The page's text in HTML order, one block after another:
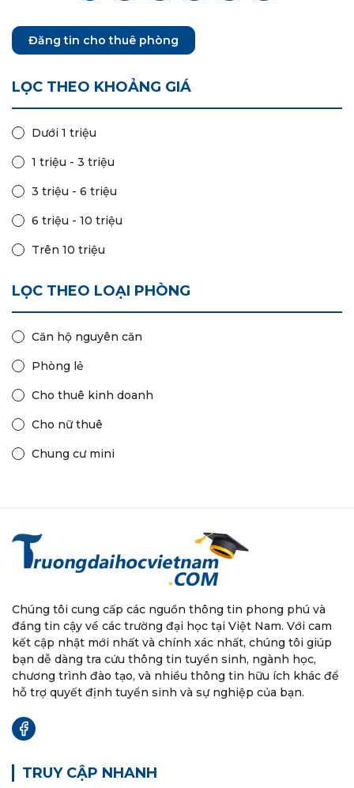
Đăng tin cho thuê phòng
LỌC THEO KHOẢNG GIÁ
Dưới 1 triệu
1 triệu - 3 triệu
3 triệu - 6 triệu
6 triệu - 10 triệu
Trên 10 triệu
LỌC THEO LOẠI PHÒNG
Căn hộ nguyên căn
Phòng lẻ
Cho thuê kinh doanh
Cho nữ thuê
Chung cư mini
Chúng tôi cung cấp các nguồn thông tin phong phú và
đáng tin cậy về các trường đại học tại Việt Nam. Với cam
kết cập nhật mới nhất và chính xác nhất, chúng tôi giúp
bạn dễ dàng tra cứu thông tin tuyển sinh, ngành học,
chương trình đào tạo, và nhiều thông tin hữu ích khác để
hỗ trợ quyết định tuyển sinh và sự nghiệp của bạn.
TRUY CẬP NHANH